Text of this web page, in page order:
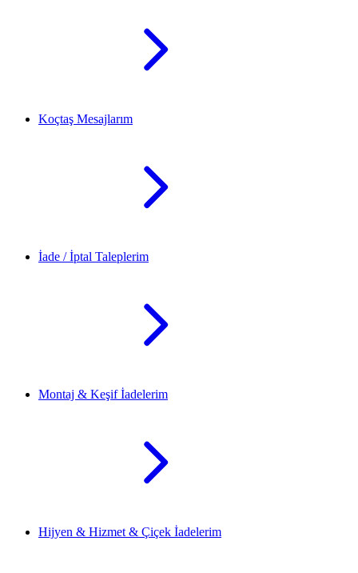
Koçtaş Mesajlarım
İade / İptal Taleplerim
Montaj & Keşif İadelerim
Hijyen & Hizmet & Çiçek İadelerim